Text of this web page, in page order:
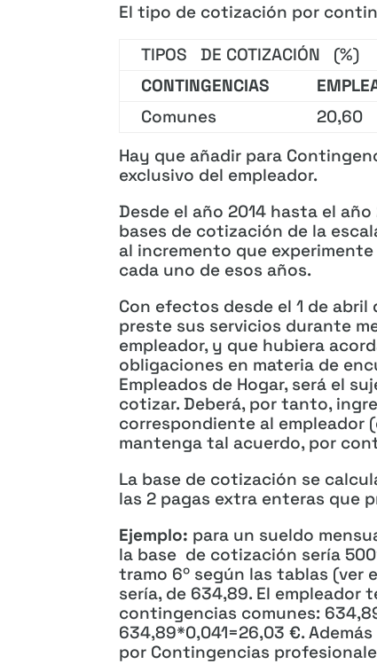
El tipo de cotización por
TIPOS DE COTIZACIÓN (%)
CONTINGENCIAS
Comunes
20,60
Hay que añadir para
exclusivo del empleador.
Desde el año 2014 hasta el
bases de cotización de la
al incremento que
cada uno de esos años.
Con efectos desde el 1 de abril
preste sus servicios durante
empleador, y que hubiera
obligaciones en materia de
Empleados de Hogar, será el
cotizar. Deberá, por tanto,
correspondiente al empleador
mantenga tal acuerdo, por
La base de cotización se
las 2 pagas extra enteras que
Ejemplo: para un sueldo
la base de cotización sería
tramo 6º según las tablas (ver
sería, de 634,89. El empleador
contingencias comunes:
634,89*0,041=26,03 €.
por Contingencias